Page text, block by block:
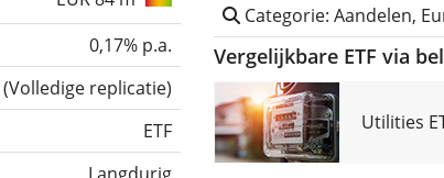
0,17% p.a.
(Volledige replicatie)
ETF
Categorie: Aandelen,
Vergelijkbare ETF via
Utilities